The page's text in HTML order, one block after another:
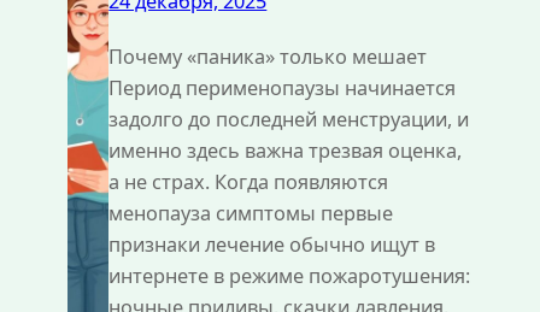
Почему «паника» только мешает
Период перименопаузы начинается
задолго до последней менструации, и
именно здесь важна трезвая оценка,
а не страх. Когда появляются
менопауза симптомы первые
признаки лечение обычно ищут в
интернете в режиме пожаротушения: